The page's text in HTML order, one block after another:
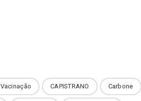
CAPISTRANO Carbone